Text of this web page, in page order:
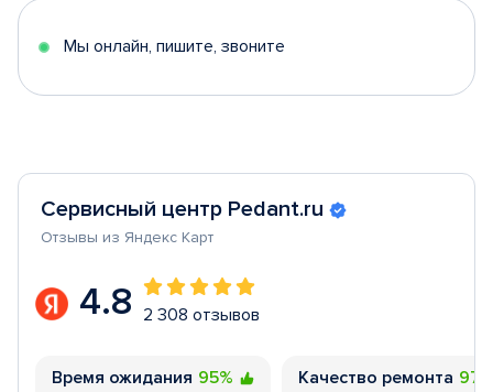
5
Мы онлайн, пишите, звоните
Сервисный центр Pedant.ru
Отзывы из Яндекс Карт
4.8 2 308 отзывов
Время ожидания 95% Качество ремонта